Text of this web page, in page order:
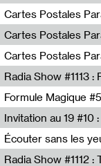
Mathias Dupaquier
Cartes Postales
Raymond Engramer
Cartes Postales
Sarah Banville
Cartes Postales
Mateo Cuin
Wave Farm
Formule Magique
Nathalie Lacroix
Invitation au 19 #10
19, CRAC
Écouter sans les
Feriel Boushaki